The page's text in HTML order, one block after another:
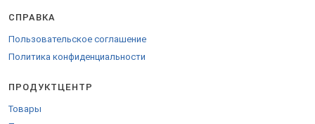
СПРАВКА
Пользовательское соглашение
Политика конфиденциальности
ПРОДУКТЦЕНТР
Товары